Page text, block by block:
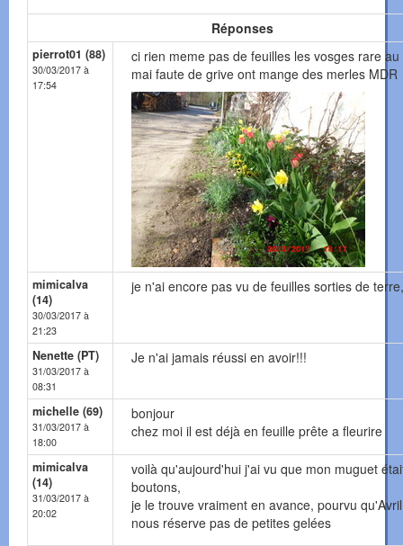
Réponses
pierrot01 (88)
30/03/2017 à
17:54
ci rien meme pas de feuilles les vosges rare
mai faute de grive ont mange des merles MDR
mimicalva
(14)
30/03/2017 à
21:23
je n'ai encore pas vu de feuilles sorties de terre,
Nenette (PT)
31/03/2017 à
08:31
Je n'ai jamais réussi en avoir!!!
michelle (69)
31/03/2017 à
18:00
bonjour
chez moi il est déjà en feuille prête a fleurire
mimicalva
(14)
31/03/2017 à
20:02
voilà qu'aujourd'hui j'ai vu que mon muguet
boutons,
je le trouve vraiment en avance, pourvu
nous réserve pas de petites gelées